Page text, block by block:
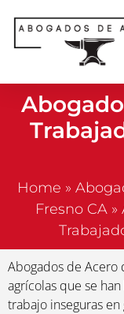
Home »
Fresno CA»
Abogados de Acero
agrícolas que se
trabajo inseguras en